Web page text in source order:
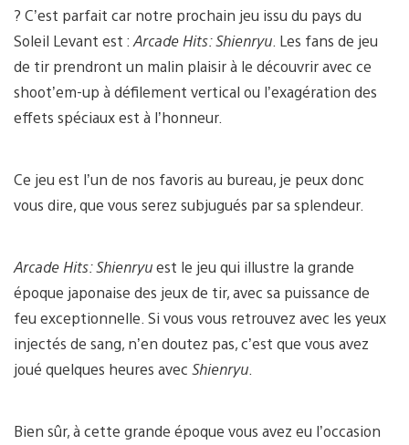
? C’est parfait car notre prochain jeu issu du pays du
Soleil Levant est : Arcade Hits: Shienryu . Les fans de jeu
de tir prendront un malin plaisir à le découvrir avec ce
shoot’em-up à défilement vertical ou l’exagération des
effets spéciaux est à l’honneur.
Ce jeu est l’un de nos favoris au bureau, je peux donc
vous dire, que vous serez subjugués par sa splendeur.
Arcade Hits: Shienryuest le jeu qui illustre la grande
époque japonaise des jeux de tir, avec sa puissance de
feu exceptionnelle. Si vous vous retrouvez avec les yeux
injectés de sang, n’en doutez pas, c’est que vous avez
joué quelques heures avec Shienryu
Bien sûr, à cette grande époque vous avez eu l’occasion